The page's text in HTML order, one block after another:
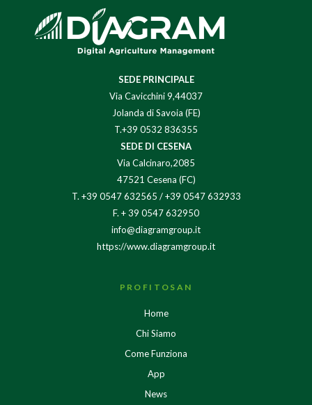
SEDE PRINCIPALE
Via Cavicchini 9,44037
Jolanda di Savoia (FE)
T.+39 0532 836355
SEDE DI CESENA
Via Calcinaro,2085
47521 Cesena (FC)
T. +39 0547 632565 /+39 0547 632933
F. + 39 0547 632950
info@diagramgroup.it
https://www.diagramgroup.it
PROFITOSAN
Home
Chi Siamo
Come Funziona
App
News